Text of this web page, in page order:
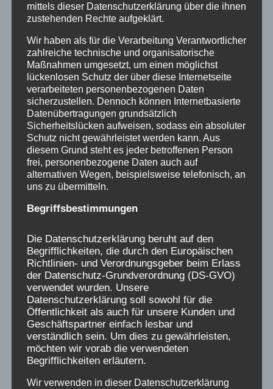
noch, wo ihr Bett stand und wie an einem
bestimmten Tag das Licht durch die Vorhänge
fiel. Sie beschreiben Gerüche, an den
Schlafsaal, den Waschraum, das Essen,
Farben, gestochen scharfe Filmszenen ihrer
traumatischen Erlebnisse und erleben dabei
erneut tiefe Gefühle von Angst und Bedrohung.
Andere haben schwere Körpersymptome und
Alpträume, die sich durch bestimmte Fakten
auf Verschickungserfahrungen zurückführen
lassen. Sie alle erleben einen ungeheuren
Kräftezuwachs aus dem Gefühl, nicht mehr
allein mit ihrem Leid und nicht schuld daran
gegenseitigem Austausch, in Beratung,
Vernetzung und Recherche, sie streben an,
mehr über diese Einrichtungen herauszufinden.
Und haben es getan, die ersten Recherchen
und Forschung zu diesem Thema kamen von
Betroffenen.
Niemand sollte das Leid der
mittels dieser Datenschutzerklärung über die ihnen
zustehenden Rechte aufgeklärt.
Wir haben als für die Verarbeitung Verantwortlicher
zahlreiche technische und organisatorische
Maßnahmen umgesetzt, um einen möglichst
lückenlosen Schutz der über diese Internetseite
verarbeiteten personenbezogenen Daten
sicherzustellen. Dennoch können Internetbasierte
Datenübertragungen grundsätzlich
Sicherheitslücken aufweisen, sodass ein absoluter
Schutz nicht gewährleistet werden kann. Aus
diesem Grund steht es jeder betroffenen Person
frei, personenbezogene Daten auch auf
alternativen Wegen, beispielsweise telefonisch, an
uns zu übermitteln.
Begriffsbestimmungen
Die Datenschutzerklärung beruht auf den
Begrifflichkeiten, die durch den Europäischen
Richtlinien- und Verordnungsgeber beim Erlass
der Datenschutz-Grundverordnung (DS-GVO)
verwendet wurden. Unsere
Datenschutzerklärung soll sowohl für die
Öffentlichkeit als auch für unsere Kunden und
Geschäftspartner einfach lesbar und
verständlich sein. Um dies zu gewährleisten,
möchten wir vorab die verwendeten
Begrifflichkeiten erläutern.
Wir verwenden in dieser Datenschutzerklärung